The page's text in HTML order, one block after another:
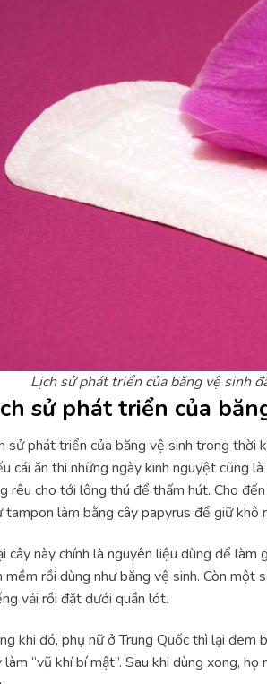
Lịch sử phát triển của băng vệ sinh
sử phát triển của
sử phát triển của băng vệ sinh trong thời
cái ăn thì những ngày kinh nguyệt cũng là
rêu cho tới lông thú để thấm hút. Cho
tampon làm bằng cây papyrus để giữ khô
cây này chính là nguyên liệu dùng để
mềm rồi dùng như băng vệ sinh. Còn
vải rồi đặt dưới quần lót.
khi đó, phụ nữ ở Trung Quốc thì lại
làm “vũ khí bí mật”. Sau khi dùng xong,